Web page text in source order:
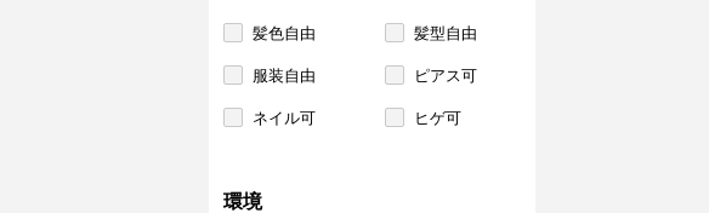
髪色自由 髪型自由
服装自由 ピアス可
ネイル可 ヒゲ可
環境